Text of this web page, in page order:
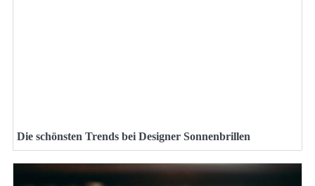
Die schönsten Trends bei Designer Sonnenbrillen